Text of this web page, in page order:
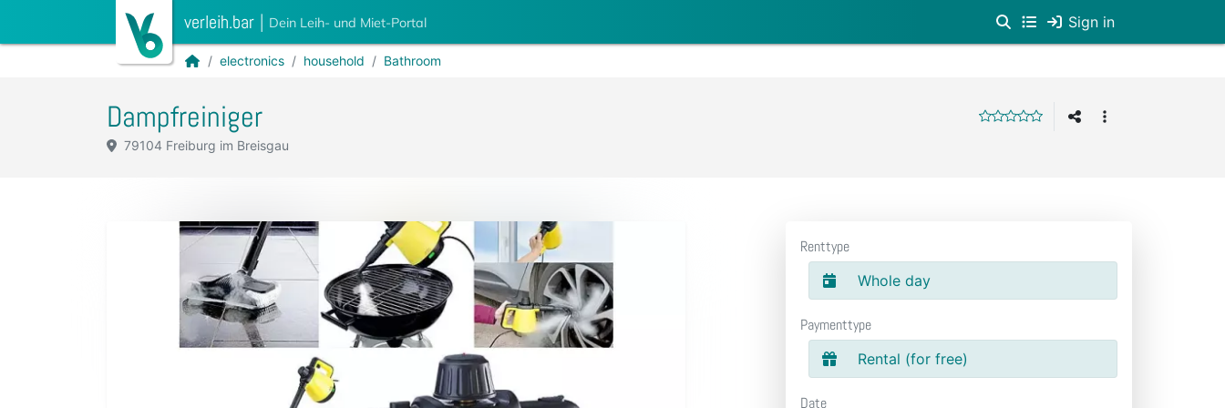
verleih.bar | Dein Leih- und Miet-Portal Sign in
electronics household Bathroom
Dampfreiniger
79104 Freiburg im Breisgau
Renttype
Whole day
Paymenttype
Rental (for free)
Date